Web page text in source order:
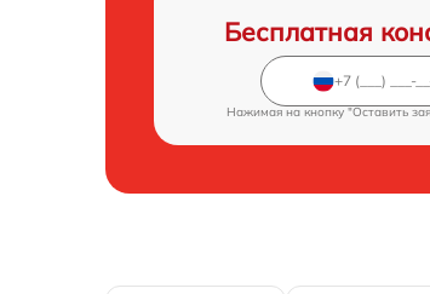
Бесплатная
Нажимая на кнопку "Оставить